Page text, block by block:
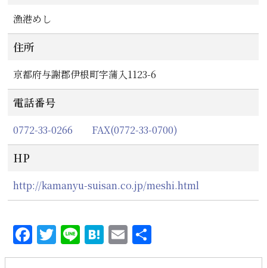
漁港めし
住所
京都府与謝郡伊根町字蒲入1123-6
電話番号
0772-33-0266 FAX(0772-33-0700)
HP
http://kamanyu-suisan.co.jp/meshi.html
Facebook
Twitter
LineHatena
Email
共
有